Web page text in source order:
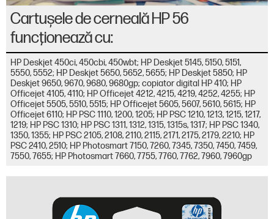
Cartuşele de cerneală HP 56
funcţionează cu:
HP Deskjet 450ci, 450cbi, 450wbt; HP Deskjet 5145, 5150, 5151,
5550, 5552; HP Deskjet 5650, 5652, 5655; HP Deskjet 5850; HP
Deskjet 9650, 9670, 9680, 9680gp; copiator digital HP 410; HP
Officejet 4105, 4110; HP Officejet 4212, 4215, 4219, 4252, 4255; HP
Officejet 5505, 5510, 5515; HP Officejet 5605, 5607, 5610, 5615; HP
Officejet 6110; HP PSC 1110, 1200, 1205; HP PSC 1210, 1213, 1215, 1217,
1219; HP PSC 1310; HP PSC 1311, 1312, 1315, 1315s, 1317; HP PSC 1340,
1350, 1355; HP PSC 2105, 2108, 2110, 2115, 2171, 2175, 2179, 2210; HP
PSC 2410, 2510; HP Photosmart 7150, 7260, 7345, 7350, 7450, 7459,
7550, 7655; HP Photosmart 7660, 7755, 7760, 7762, 7960, 7960gp